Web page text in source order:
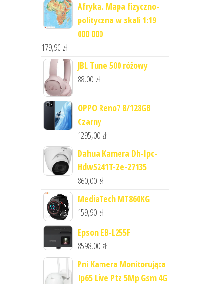
Afryka. Mapa fizyczno-
polityczna w skali 1:19
000 000
179,90 zł
JBL Tune 500 różowy
88,00 zł
OPPO Reno7 8/128GB
Czarny
1295,00 zł
Dahua Kamera Dh-Ipc-
Hdw5241T-Ze-27135
860,00 zł
MediaTech MT860KG
159,90 zł
Epson EB-L255F
8598,00 zł
Pni Kamera Monitorująca
Ip65 Live Ptz 5Mp Gsm 4G